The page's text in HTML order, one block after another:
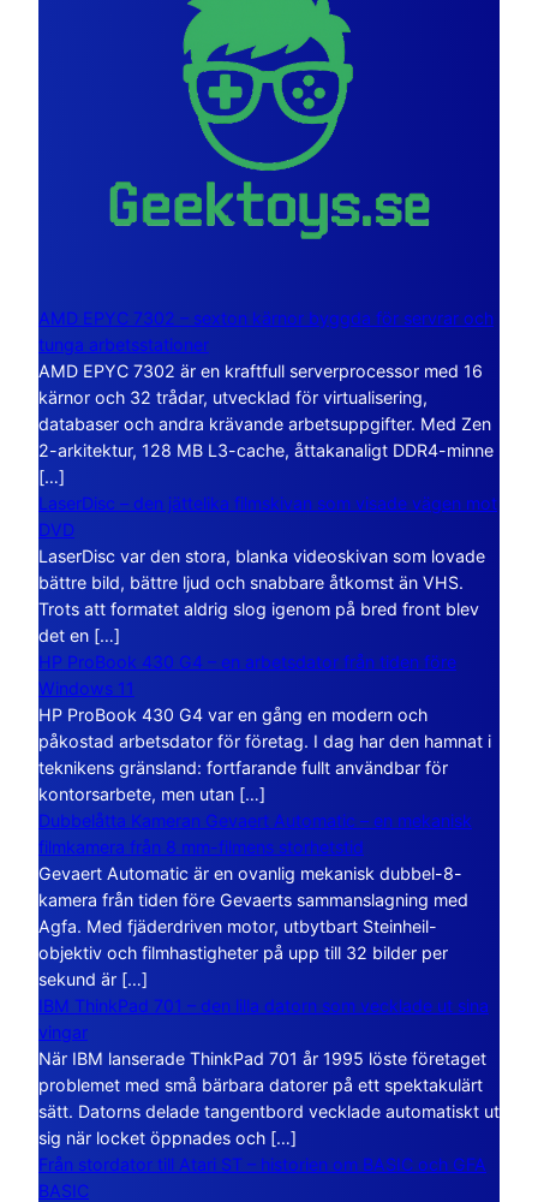
AMD EPYC 7302 – sexton kärnor byggda för servrar och
tunga arbetsstationer
AMD EPYC 7302 är en kraftfull serverprocessor med 16
kärnor och 32 trådar, utvecklad för virtualisering,
databaser och andra krävande arbetsuppgifter. Med Zen
2-arkitektur, 128 MB L3-cache, åttakanaligt DDR4-minne
[…]
LaserDisc – den jättelika filmskivan som visade vägen mot
DVD
LaserDisc var den stora, blanka videoskivan som lovade
bättre bild, bättre ljud och snabbare åtkomst än VHS.
Trots att formatet aldrig slog igenom på bred front blev
det en […]
HP ProBook 430 G4 – en arbetsdator från tiden före
Windows 11
HP ProBook 430 G4 var en gång en modern och
påkostad arbetsdator för företag. I dag har den hamnat i
teknikens gränsland: fortfarande fullt användbar för
kontorsarbete, men utan […]
Dubbelåtta Kameran Gevaert Automatic – en mekanisk
filmkamera från 8 mm-filmens storhetstid
Gevaert Automatic är en ovanlig mekanisk dubbel-8-
kamera från tiden före Gevaerts sammanslagning med
Agfa. Med fjäderdriven motor, utbytbart Steinheil-
objektiv och filmhastigheter på upp till 32 bilder per
sekund är […]
IBM ThinkPad 701 – den lilla datorn som vecklade ut sina
vingar
När IBM lanserade ThinkPad 701 år 1995 löste företaget
problemet med små bärbara datorer på ett spektakulärt
sätt. Datorns delade tangentbord vecklade automatiskt ut
sig när locket öppnades och […]
Från stordator till Atari ST – historien om BASIC och GFA
BASIC